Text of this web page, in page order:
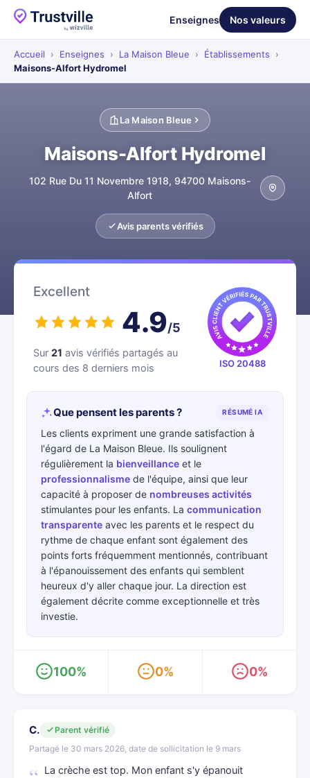
Enseignes Nos valeurs
Accueil › Enseignes › La Maison Bleue › Établissements
›
Maisons-Alfort Hydromel
La Maison Bleue
Maisons-Alfort Hydromel
102 Rue Du 11 Novembre 1918, 94700 Maisons-
Alfort
Avis parents vérifiés
Excellent
4.9/5
Sur 21 avis vérifiés partagés au
cours des 8 derniers mois
ISO 20488
Que pensent les parents ? RÉSUMÉ IA
Les clients expriment une grande satisfaction à
l'égard de La Maison Bleue. Ils soulignent
régulièrement la bienveillance et le
professionnalisme de l'équipe, ainsi que leur
capacité à proposer de nombreuses activités
stimulantes pour les enfants. La communication
transparente avec les parents et le respect du
rythme de chaque enfant sont également des
points forts fréquemment mentionnés, contribuant
à l'épanouissement des enfants qui semblent
heureux d'y aller chaque jour. La direction est
également décrite comme exceptionnelle et très
investie.
100% 0% 0%
C.
Parent vérifié
Partagé le 30 mars 2026, date de sollicitation le 9 mars
La crèche est top. Mon enfant s'y épanouit